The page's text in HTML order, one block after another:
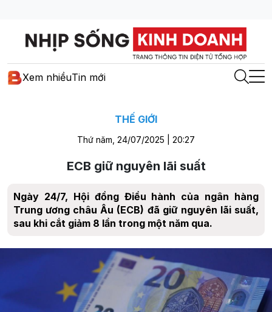
Xem nhiềuTin mới
THẾ GIỚI
Thứ năm, 24/07/2025 | 20:27
ECB giữ nguyên lãi suất
Ngày 24/7, Hội đồng Điều hành của ngân hàng
Trung ương châu Âu (ECB) đã giữ nguyên lãi suất,
sau khi cắt giảm 8 lần trong một năm qua.